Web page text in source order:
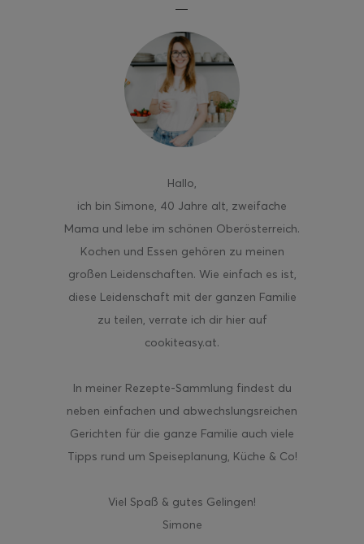
Hallo,
ich bin Simone, 40 Jahre alt, zweifache
Mama und lebe im schönen Oberösterreich.
Kochen und Essen gehören zu meinen
großen Leidenschaften. Wie einfach es ist,
diese Leidenschaft mit der ganzen Familie
zu teilen, verrate ich dir hier auf
cookiteasy.at.
In meiner Rezepte-Sammlung findest du
neben einfachen und abwechslungsreichen
Gerichten für die ganze Familie auch viele
Tipps rund um Speiseplanung, Küche & Co!
Viel Spaß & gutes Gelingen!
Simone